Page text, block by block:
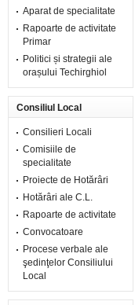
Aparat de specialitate
Rapoarte de activitate
Primar
Politici și strategii ale
orașului Techirghiol
Consiliul Local
Consilieri Locali
Comisiile de
specialitate
Proiecte de Hotărâri
Hotărâri ale C.L.
Rapoarte de activitate
Convocatoare
Procese verbale ale
şedinţelor Consiliului
Local